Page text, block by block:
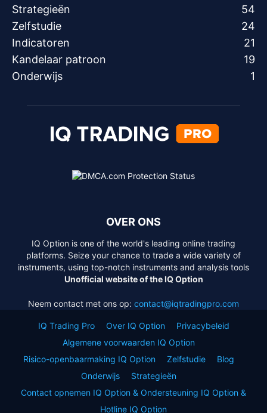
Strategieën
54
Zelfstudie
24
Indicatoren
21
Kandelaar patroon
19
Onderwijs
1
OVER ONS
IQ Option is one of the world's leading online trading
platforms. Seize your chance to trade a wide variety of
instruments, using top-notch instruments and analysis tools
Unofficial website of the IQ Option
Neem contact met ons op: contact@iqtradingpro.com
IQ Trading Pro Over IQ Option
Privacybeleid
Algemene voorwaarden IQ Option
Risico-openbaarmaking IQ Option
Zelfstudie
Blog
Onderwijs
Strategieën
Contact opnemen IQ Option & Ondersteuning IQ Option &
Hotline IQ Option